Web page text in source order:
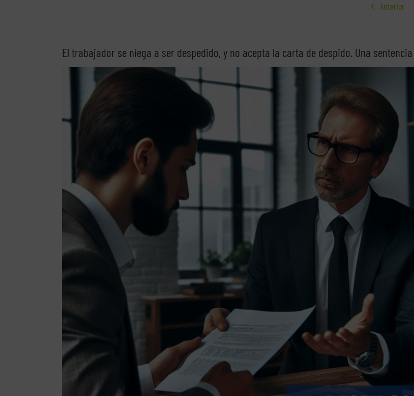
Anterior
El trabajador se niega a ser despedido, y no acepta la carta de despido. Una sentencia